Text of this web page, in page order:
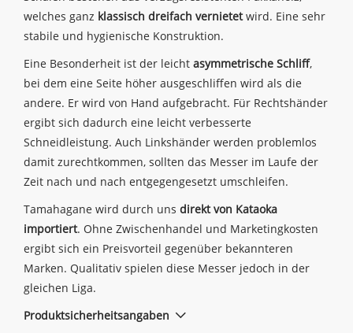
welches ganz klassisch dreifach vernietetwird. Eine sehr
stabile und hygienische Konstruktion.
Eine Besonderheit ist der leicht asymmetrische Schliff,
bei dem eine Seite höher ausgeschliffen wird als die
andere. Er wird von Hand aufgebracht. Für Rechtshänder
ergibt sich dadurch eine leicht verbesserte
Schneidleistung. Auch Linkshänder werden problemlos
damit zurechtkommen, sollten das Messer im Laufe der
Zeit nach und nach entgegengesetzt umschleifen.
Tamahagane wird durch uns direkt von Kataoka
importiert. Ohne Zwischenhandel und Marketingkosten
ergibt sich ein Preisvorteil gegenüber bekannteren
Marken. Qualitativ spielen diese Messer jedoch in der
gleichen Liga.
Produktsicherheitsangaben